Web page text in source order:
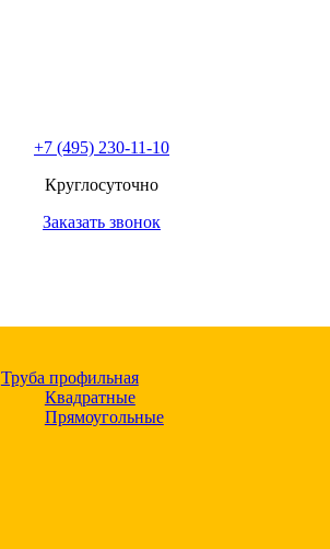
+7 (495) 230-11-10
Круглосуточно
Заказать звонок
Труба профильная
Квадратные
Прямоугольные